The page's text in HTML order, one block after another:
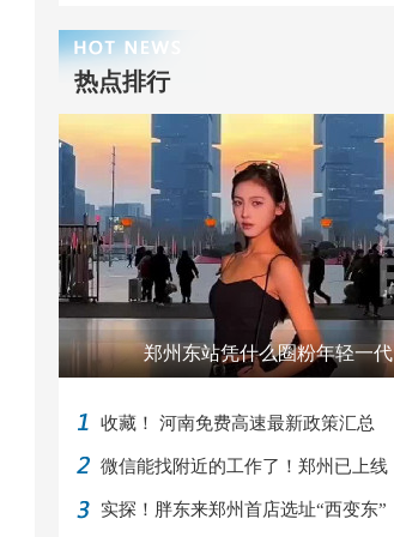
热点排行
郑州东站凭什么圈粉年轻一代
收藏！ 河南免费高速最新政策汇总
微信能找附近的工作了！郑州已上线
实探！胖东来郑州首店选址“西变东”